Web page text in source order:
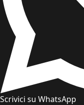
Scrivici su WhatsApp